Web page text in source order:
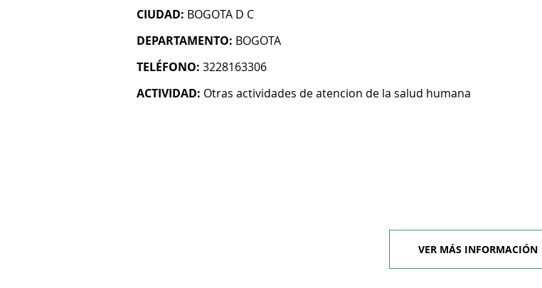
CIUDAD: BOGOTA D C
DEPARTAMENTO: BOGOTA
TELÉFONO: 3228163306
ACTIVIDAD: Otras actividades de atencion de la salud humana
VER MÁS INFORMACIÓN